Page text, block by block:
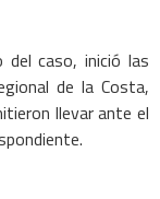
caso, inició las
de la Costa,
llevar ante el